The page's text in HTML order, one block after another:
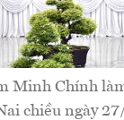
Minh Chính
chiều ngày